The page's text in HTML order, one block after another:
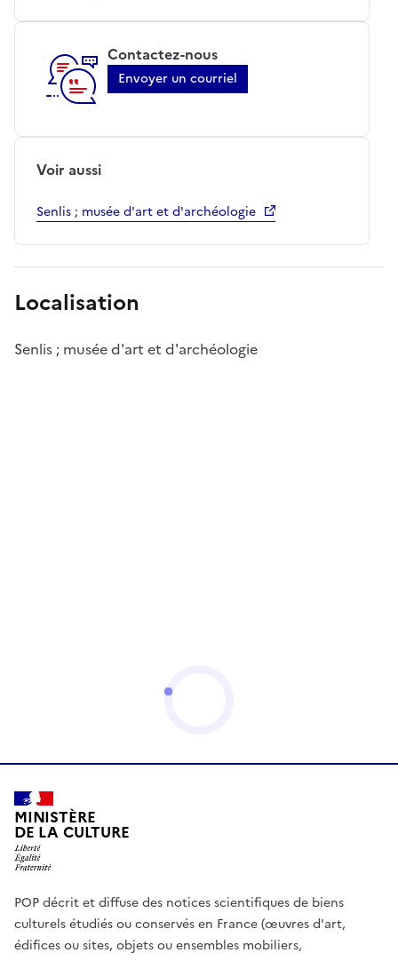
Contactez-nous
Envoyer un courriel
Voir aussi
Senlis ; musée d'art et d'archéologie
Localisation
Senlis ; musée d'art et d'archéologie
MINISTÈRE
DE LA CULTURE
POP décrit et diffuse des notices scientifiques de biens
culturels étudiés ou conservés en France (œuvres d'art,
édifices ou sites, objets ou ensembles mobiliers,